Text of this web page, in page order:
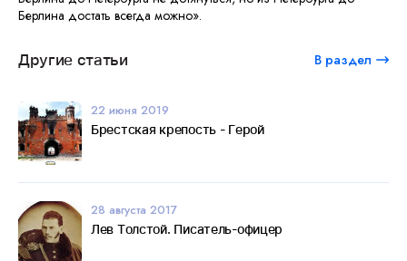
Берлина достать всегда можно».
Другие статьи В раздел
22 июня 2019
Брестская крепость - Герой
28 августа 2017
Лев Толстой. Писатель-офицер